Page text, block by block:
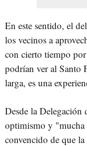
En este sentido, el
los vecinos a
con cierto tiempo
podrían ver al Santo
larga, es una
Desde la Delegación
optimismo y "mucha
convencido de que